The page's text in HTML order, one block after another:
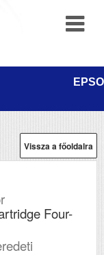
Vissza a főoldalra
Four-